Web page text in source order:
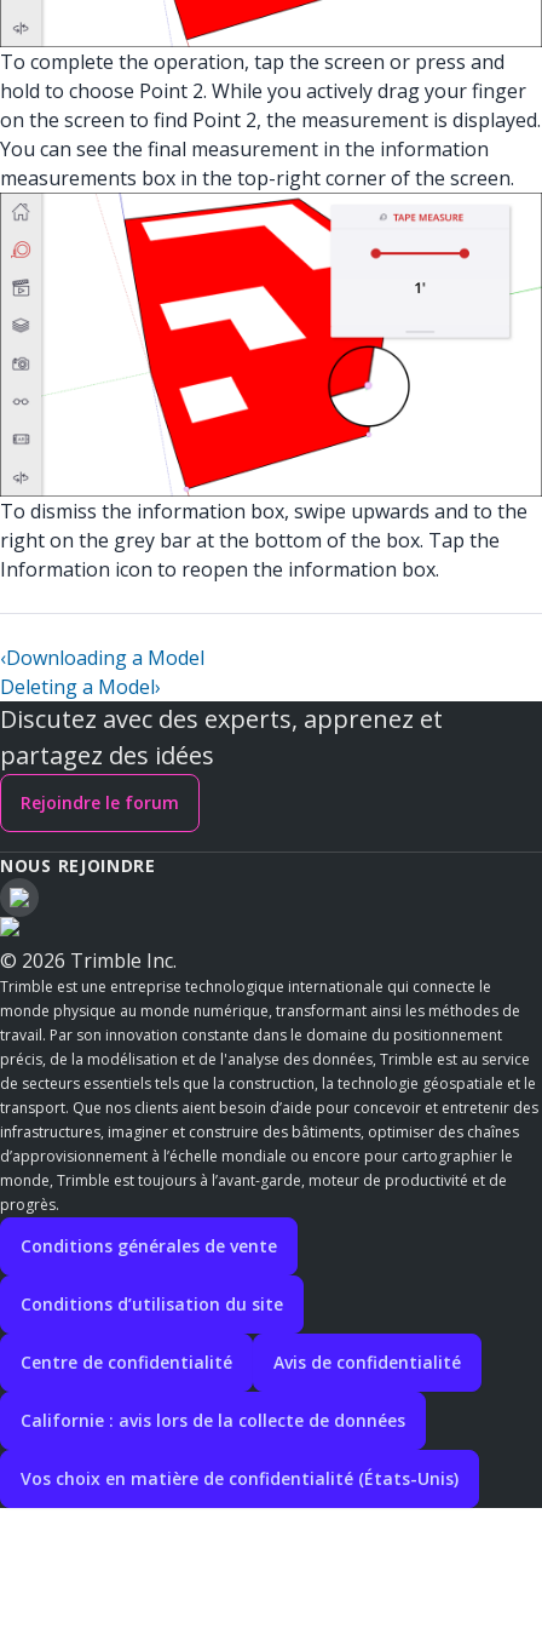
To complete the operation, tap the screen or press and
hold to choose Point 2. While you actively drag your finger
on the screen to find Point 2, the measurement is displayed.
You can see the final measurement in the information
measurements box in the top-right corner of the screen.
To dismiss the information box, swipe upwards and to the
right on the grey bar at the bottom of the box. Tap the
Information icon to reopen the information box.
‹Downloading a Model
Deleting a Model›
Discutez avec des experts, apprenez et
partagez des idées
Rejoindre le forum
NOUS REJOINDRE
© 2026 Trimble Inc.
Trimble est une entreprise technologique internationale qui connecte le
monde physique au monde numérique, transformant ainsi les méthodes de
travail. Par son innovation constante dans le domaine du positionnement
précis, de la modélisation et de l'analyse des données, Trimble est au service
de secteurs essentiels tels que la construction, la technologie géospatiale et le
transport. Que nos clients aient besoin d’aide pour concevoir et entretenir des
infrastructures, imaginer et construire des bâtiments, optimiser des chaînes
d’approvisionnement à l’échelle mondiale ou encore pour cartographier le
monde, Trimble est toujours à l’avant-garde, moteur de productivité et de
progrès.
Conditions générales de vente
Conditions d’utilisation du site
Centre de confidentialité Avis de confidentialité
Californie : avis lors de la collecte de données
Vos choix en matière de confidentialité (États-Unis)